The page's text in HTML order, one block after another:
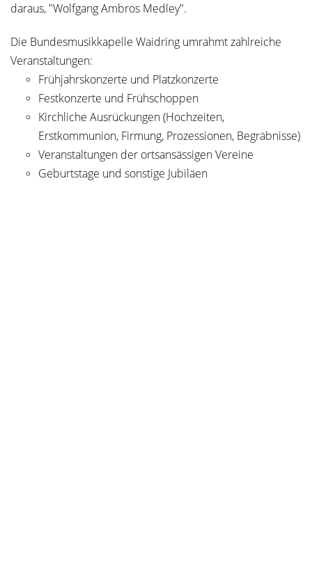
daraus, "Wolfgang Ambros Medley".
Die Bundesmusikkapelle Waidring umrahmt zahlreiche
Veranstaltungen:
Frühjahrskonzerte und Platzkonzerte
Festkonzerte und Frühschoppen
Kirchliche Ausrückungen (Hochzeiten,
Erstkommunion, Firmung, Prozessionen, Begräbnisse)
Veranstaltungen der ortsansässigen Vereine
Geburtstage und sonstige Jubiläen